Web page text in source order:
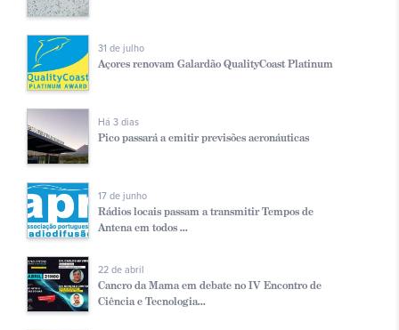
31 de julho
Açores renovam Galardão QualityCoast Platinum
Há 3 dias
Pico passará a emitir previsões aeronáuticas
17 de junho
Rádios locais passam a transmitir Tempos de
Antena em todos ...
22 de abril
Cancro da Mama em debate no IV Encontro de
Ciência e Tecnologia...